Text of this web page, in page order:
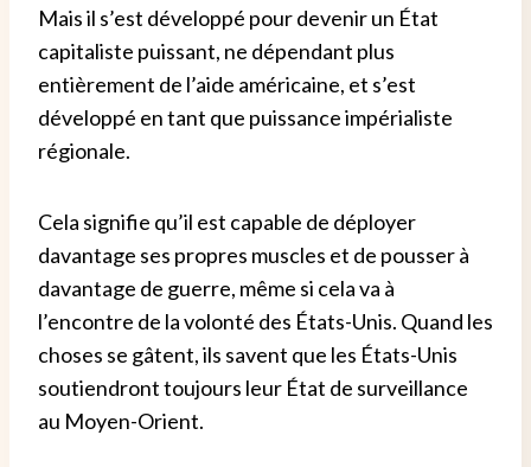
Mais il s’est développé pour devenir un État
capitaliste puissant, ne dépendant plus
entièrement de l’aide américaine, et s’est
développé en tant que puissance impérialiste
régionale.
Cela signifie qu’il est capable de déployer
davantage ses propres muscles et de pousser à
davantage de guerre, même si cela va à
l’encontre de la volonté des États-Unis. Quand les
choses se gâtent, ils savent que les États-Unis
soutiendront toujours leur État de surveillance
au Moyen-Orient.